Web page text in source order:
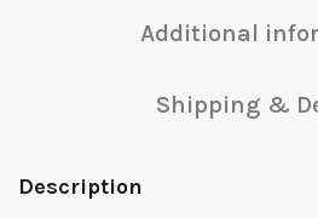
Additional
Shipping &
Description